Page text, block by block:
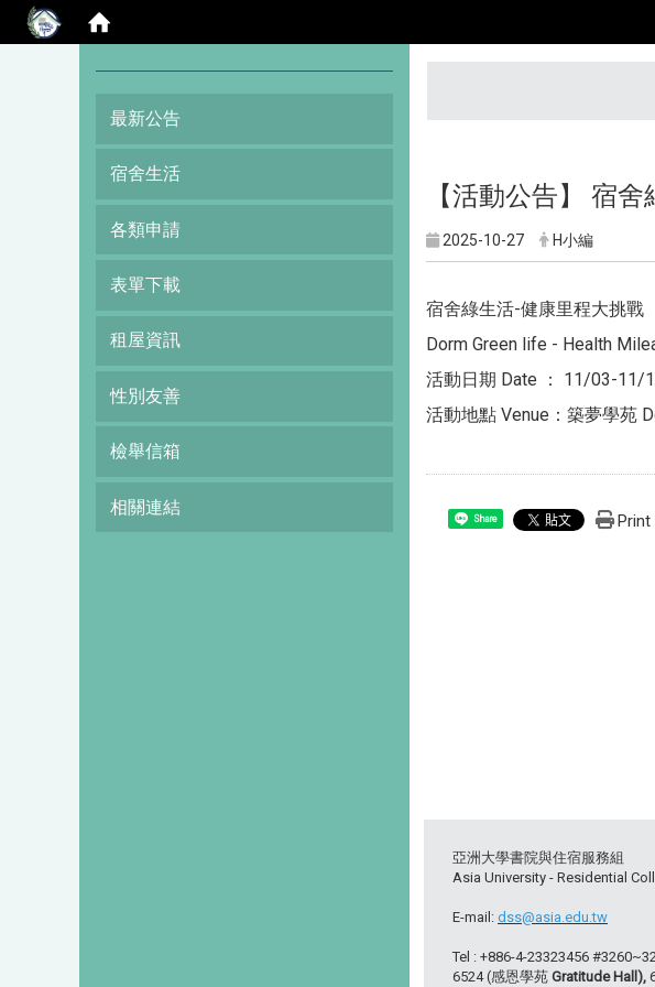
最新公告
宿舍生活
各類申請
表單下載
租屋資訊
性別友善
檢舉信箱
相關連結
【活動公告】 宿
2025-10-27 H小編
宿舍綠生活-健康里程大挑戰
Dorm Green life - Health
活動日期 Date ： 11/03-11/
活動地點 Venue：築夢學苑
Share Print
亞洲大學書院與住宿服務組
Asia University - Residential
E-mail:dss@asia.edu.tw
Tel : +886-4-23323456
6524 (感恩學苑Gratitude Hall),